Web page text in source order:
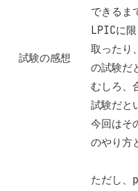
試験の感想
できるま
LPICに
取ったり
の試験だ
むしろ、
試験だと
今回はそ
のやり方
ただし